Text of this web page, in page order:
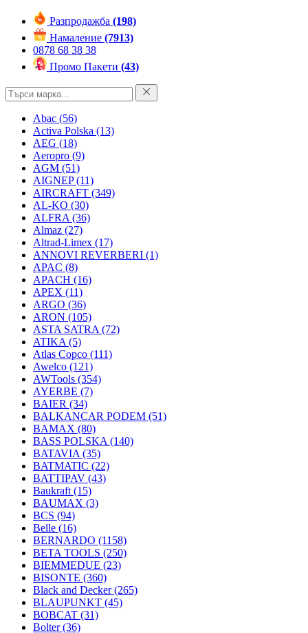
Разпродажба (198)
Намаление (7913)
0878 68 38 38
Промо Пакети (43)
Abac (56)
Activa Polska (13)
AEG (18)
Aeropro (9)
AGM (51)
AIGNEP(11)
AIRCRAFT (349)
AL-KO (30)
ALFRA (36)
Almaz (27)
Altrad-Limex (17)
ANNOVI REVERBERI (1)
APAC (8)
APACH (16)
APEX (11)
ARGO (36)
ARON (105)
ASTA SATRA (72)
ATIKA (5)
Atlas Copco (111)
Awelco (121)
AWTools (354)
AYERBE (7)
BAIER (34)
BALKANCAR PODEM (51)
BAMAX (80)
BASS POLSKA (140)
BATAVIA (35)
BATMATIC (22)
BATTIPAV (43)
Baukraft (15)
BAUMAX (3)
BCS (94)
Belle (16)
BERNARDO (1158)
BETA TOOLS (250)
BIEMMEDUE (23)
BISONTE (360)
Black and Decker(265)
BLAUPUNKT (45)
BOBCAT (31)
Bolter(36)